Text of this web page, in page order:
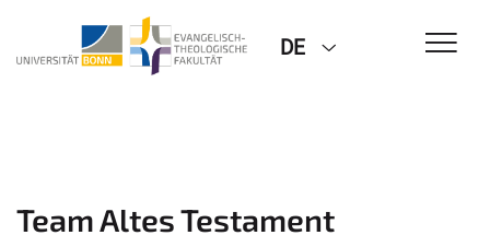
DE
Team Altes Testament